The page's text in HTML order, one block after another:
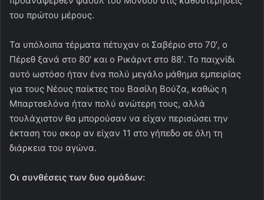
του πρώτου μέρους.
Τα υπόλοιπα τέρματα πέτυχαν οι Σαβέριο στο 70′, ο
Πέρεθ ξανά στο 80′ και ο Ρικάρντ στο 88′. Το παιχνίδι
αυτό ωστόσο ήταν ένα πολύ μεγάλο μάθημα εμπειρίας
για τους Νέους παίκτες του Βασίλη Βούζα, καθώς η
Μπαρτσελόνα ήταν πολύ ανώτερη τους, αλλά
τουλάχιστον θα μπορούσαν να είχαν περισώσει την
έκταση του σκορ αν είχαν 11 στο γήπεδο σε όλη τη
διάρκεια του αγώνα.
Οι συνθέσεις των δυο ομάδων: